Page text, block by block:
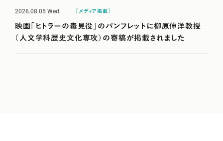
2026.08.05Wed. ［メディア掲載］
映画「ヒトラーの毒見役」のパンフレットに柳原伸洋教授
（人文学科歴史文化専攻）の寄稿が掲載されました